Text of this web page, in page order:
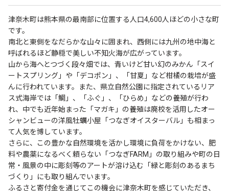
津奈木町は熊本県の最南部に位置する人口4,600人ほどの小さな町
です。
南北と東側をなだらかな山々に囲まれ、西側には九州の地中海と
呼ばれるほど静穏で美しい不知火海が広がっています。
山から海へとつづく段々畑では、青いけど甘い幻のみかん「スイ
ートスプリング」や「デコポン」、「甘夏」など柑橘の栽培が盛
んに行われています。また、県立自然公園に指定されているリア
ス式海岸では「鯛」、「ふぐ」、「ひらめ」などの養殖が行わ
れ、中でも近年始まった「マガキ」の養殖は廃校を活用したオー
シャンビューの洋風牡蠣小屋「つなぎオイスターバル」も相まっ
て人気を博しています。
さらに、この豊かな自然環境を活かし環境に負荷をかけない、肥
料や農薬になるべく頼らない「つなぎFARM」の取り組みや町の日
常・風景の中に彫刻等のアートが溶け込む「緑と彫刻のあるまち
づくり」にも取り組んでいます。
ふるさと寄付金を通じてこの機会に津奈木町を感じていただき、